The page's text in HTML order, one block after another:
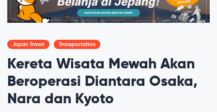
Japan Travel Transportation
Kereta Wisata Mewah Akan
Beroperasi Diantara Osaka,
Nara dan Kyoto